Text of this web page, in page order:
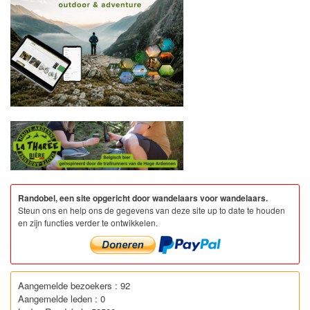
Randobel, een site opgericht door wandelaars voor wandelaars.
Steun ons en help ons de gegevens van deze site up to date te houden
en zijn functies verder te ontwikkelen.
Aangemelde bezoekers : 92
Aangemelde leden : 0